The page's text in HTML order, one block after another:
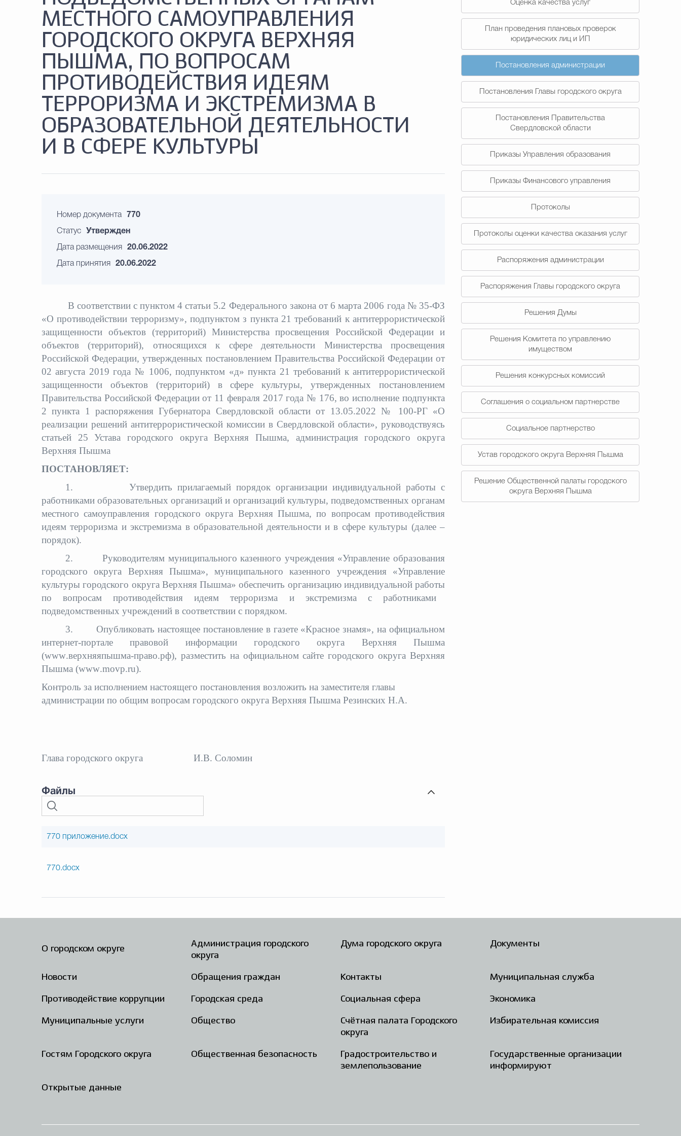
Оценка качества услуг
План проведения плановых проверок
юридических лиц и ИП
Постановления администрации
Постановления Главы городского округа
Постановления Правительства
Свердловской области
Приказы Управления образования
Приказы Финансового управления
Протоколы
Протоколы оценки качества оказания услуг
Распоряжения администрации
Распоряжения Главы городского округа
Решения Думы
Решения Комитета по управлению
имуществом
Решения конкурсных комиссий
Соглашения о социальном партнерстве
Социальное партнерство
Устав городского округа Верхняя Пышма
Решение Общественной палаты городского
округа Верхняя Пышма
МЕСТНОГО САМОУПРАВЛЕНИЯ
ГОРОДСКОГО ОКРУГА ВЕРХНЯЯ
ПЫШМА, ПО ВОПРОСАМ
ПРОТИВОДЕЙСТВИЯ ИДЕЯМ
ТЕРРОРИЗМА И ЭКСТРЕМИЗМА В
ОБРАЗОВАТЕЛЬНОЙ ДЕЯТЕЛЬНОСТИ
И В СФЕРЕ КУЛЬТУРЫ
Номер документа 770
Статус Утвержден
Дата размещения 20.06.2022
Дата принятия 20.06.2022
В соответствии с пунктом 4 статьи 5.2 Федерального закона от 6 марта 2006 года № 35-ФЗ
«О противодействии терроризму», подпунктом з пункта 21 требований к антитеррористической
защищенности объектов (территорий) Министерства просвещения Российской Федерации и
объектов (территорий), относящихся к сфере деятельности Министерства просвещения
Российской Федерации, утвержденных постановлением Правительства Российской Федерации от
02 августа 2019 года № 1006, подпунктом «д» пункта 21 требований к антитеррористической
защищенности объектов (территорий) в сфере культуры, утвержденных постановлением
Правительства Российской Федерации от 11 февраля 2017 года № 176,во исполнение подпункта
2 пункта 1 распоряжения Губернатора Свердловской области от 13.05.2022 № 100-РГ «О
реализации решений антитеррористической комиссии в Свердловской области», руководствуясь
статьей 25 Устава городского округа Верхняя Пышма, администрация городского округа
Верхняя Пышма
ПОСТАНОВЛЯЕТ:
1.
Утвердить прилагаемый порядок организациииндивидуальной работы с
работниками образовательных организаций и организаций культуры, подведомственных органам
местного самоуправления городского округа Верхняя Пышма, по вопросам противодействия
идеям терроризма и экстремизма в образовательной деятельности и в сфере культуры (далее –
порядок).
2.
Руководителям муниципального казенного учреждения «Управление образования
городского округа Верхняя Пышма», муниципального казенного учреждения «Управление
культуры городского округа Верхняя Пышма» обеспечить организацию индивидуальной работы
по вопросам противодействия идеям терроризма и экстремизма с работниками
подведомственных учреждений в соответствии с порядком.
3.
Опубликовать настоящее постановление в газете «Красное знамя», на официальном
интернет-портале правовой информации городского округа Верхняя Пышма
(www.верхняяпышма-право.рф), разместить на официальном сайте городского округа Верхняя
Пышма (www.movp.ru).
Контроль за исполнением настоящего постановления возложить на заместителя главы
администрации по общим вопросам городского округа Верхняя Пышма Резинских Н.А.
Глава городского округа И.В. Соломин
Файлы
770 приложение.docx
770.docx
О городском округе
Администрация городского
округа
Дума городского округа Документы
Новости Обращения граждан Контакты Муниципальная служба
Противодействие коррупции Городская среда Социальная сфера Экономика
Муниципальные услуги Общество
Счётная палата Городского
округа
Избирательная комиссия
Гостям Городского округа Общественная безопасность
Градостроительство и
землепользование
Государственные организации
информируют
Открытые данные